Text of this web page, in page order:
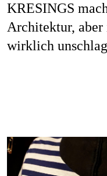
KRESINGS
Architektur,
wirklich